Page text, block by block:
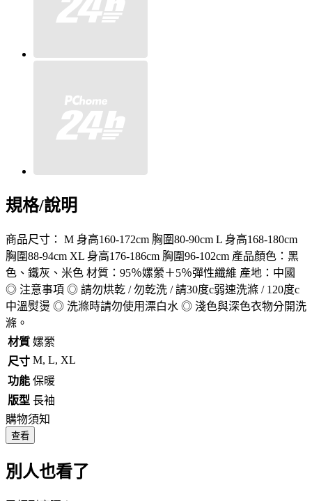
規格/說明
商品尺寸： M 身高160-172cm 胸圍80-90cm L 身高168-180cm
胸圍88-94cm XL 身高176-186cm 胸圍96-102cm 產品顏色：黑
色、鐵灰、米色 材質：95％嫘縈＋5％彈性纖維 產地：中國
◎ 注意事項 ◎ 請勿烘乾 / 勿乾洗 / 請30度c弱速洗滌 / 120度c
中溫熨燙 ◎ 洗滌時請勿使用漂白水 ◎ 淺色與深色衣物分開洗
滌。
材質 嫘縈
尺寸 M, L, XL
功能 保暖
版型 長袖
購物須知
查看
別人也看了